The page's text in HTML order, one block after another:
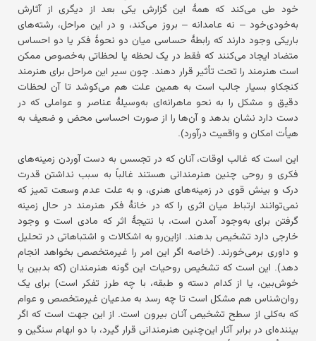
خود طی می‌کند که همهٔ این گزارش یکی بعد از دیگری از آثارش
به‌خودی‌خود – نه عامدانه – بروز می‌کند، و در این مراحل، رشته‌های
باریکی وجود دارند که رابطهٔ حساسی میان دو نحوهٔ فکر یا دو احساس
متضاد ایجاد می‌کنند که فقط در یک لحظه یا لحظاتی به‌خصوص ممکن
است هنرمند را تحت تأثیر قرار دهند. چون سیر این مراحل برای هنرمند
کنجکاو بسیار جالب است به همین علت هم می‌کوشد تا آن لحظات
دقیق و مشکل را به نحو ماهرانه‌ای به‌وسیلهٔ عناصر و عواملی که در
دست دارد نشان بدهد و آن‌ها را از صورت احساسی محض و ضعیف به
هیأت امکان و واقعیت درآورد).
این است که غالب اوقات، آنان که در تجسس به دست آوردن زمینه‌های
فکری و روحی چنین هنرمندانی هستند غالباً به سبب نداشتن قدرت
درک و بینش قوی در زمینه‌های هنری، و به علت عدم وسعت تمیز که
نمی‌توانند ارتباط میان اثری را که در خانهٔ فکر هنرمند در حال زمینه
گرفتن برای به‌وجود آمدن است، با نتیجهٔ اثر که مادی است و وجود
خارجی دارد تشخیص بدهند. ازاین‌رو به اشکالات و اشتباهاتی در تحلیل
و داوری برمی‌خورند. (خاصه اگر این امر را غیرمتخصص بخواهد انجام
دهد). این است که تشخیص روحیات این گونه هنرمندان (که بدبین یا
خوش‌بین، یا از کدام دسته و طبقه، با چه طرز تفکر است) برای یک
روان‌شناس هم مشکل است تا چه رسد به مدعیان غیرمتخصص و عوام
که به‌کلی از سطح تشخیص آنان بیرون است. از این جهت است که اگر
بیننده‌ای در برابر آثار این‌چنین هنرمندانی قرار گیرد، با دو ابهام سنگین و